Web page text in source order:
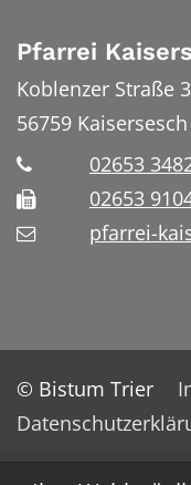
Pfarrei
Koblenzer Straße
56759 Kaisersesch
02653
02653
pfarrei-
© Bistum Trier